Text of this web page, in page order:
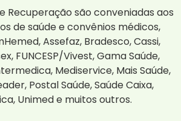
Recuperação são conveniadas aos
de saúde e convênios médicos,
Assefaz, Bradesco, Cassi,
FUNCESP/Vivest, Gama Saúde,
Mediservice, Mais Saúde,
Postal Saúde, Saúde Caixa,
Unimed e muitos outros.